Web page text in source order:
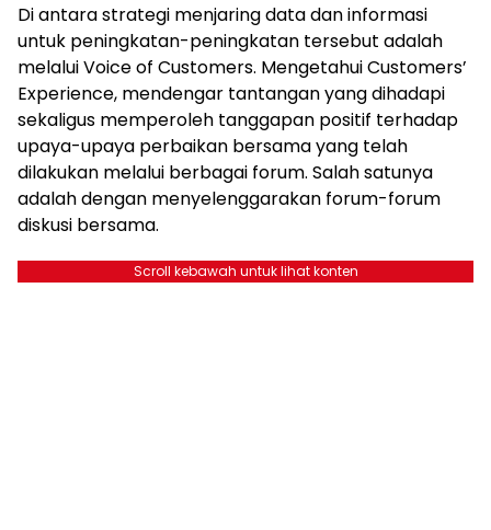
Di antara strategi menjaring data dan informasi
untuk peningkatan-peningkatan tersebut adalah
melalui Voice of Customers. Mengetahui Customers’
Experience, mendengar tantangan yang dihadapi
sekaligus memperoleh tanggapan positif terhadap
upaya-upaya perbaikan bersama yang telah
dilakukan melalui berbagai forum. Salah satunya
adalah dengan menyelenggarakan forum-forum
diskusi bersama.
Scroll kebawah untuk lihat konten